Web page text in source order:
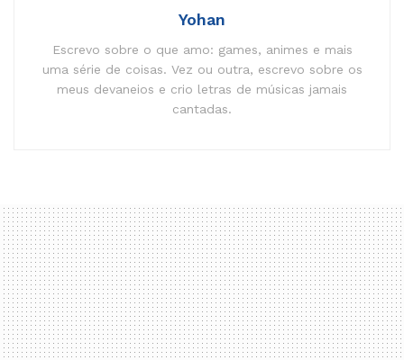
Yohan
Escrevo sobre o que amo: games, animes e mais
uma série de coisas. Vez ou outra, escrevo sobre os
meus devaneios e crio letras de músicas jamais
cantadas.